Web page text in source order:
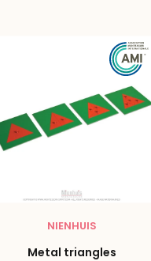
NIENHUIS
Metal triangles